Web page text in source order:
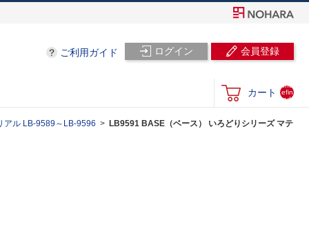
ログイン 会員登録
ご利用ガイド
カート
und
efin
ed
アル LB-9589～LB-9596
LB9591 BASE（ベース） いろどりシリーズ マテ